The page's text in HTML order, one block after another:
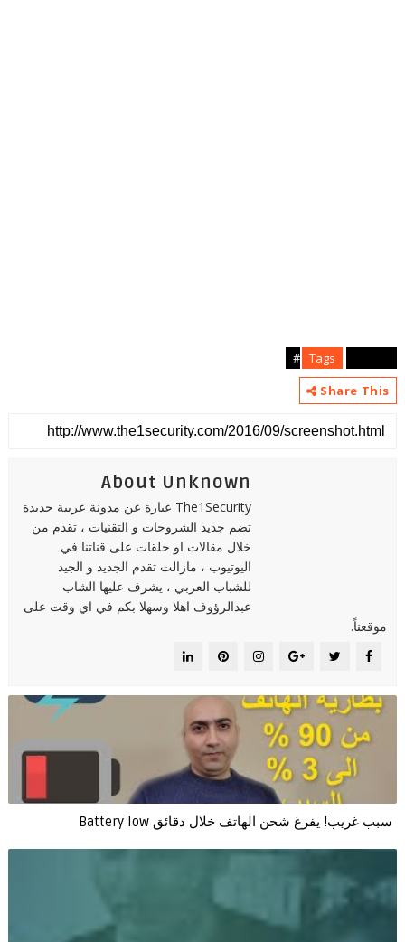
Tags
Share This
About Unknown
The1Security عبارة عن مدونة عربية جديدة
تضم جديد الشروحات و التقنيات ، تقدم من
خلال مقالات او حلقات على قناتنا في
اليوتيوب ، مازالت تقدم الجديد و الجيد
للشباب العربي ، يشرف عليها الشاب
عبدالرؤوف اهلا وسهلا بكم في اي وقت على
موقعناً.
سبب غريب! يفرغ شحن الهاتف خلال دقائق Battery low